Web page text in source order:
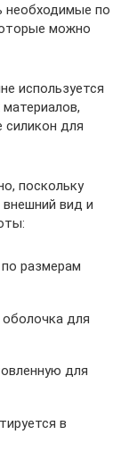
необходимые по
можно
используется
для
поскольку
вид и
размерам
для
для
в